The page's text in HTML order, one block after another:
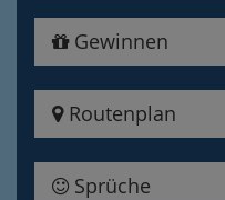
Gewinnen
Routenplan
Sprüche